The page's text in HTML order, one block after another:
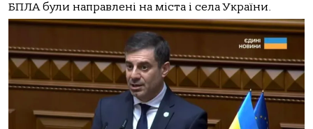
БПЛА були направлені на міста і села України.